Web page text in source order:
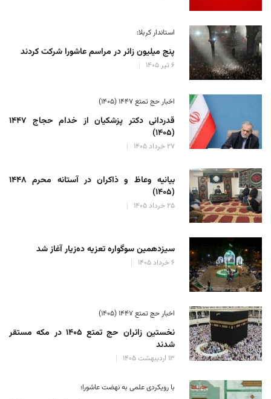
استاندار کربلا:
پنج میلیون زائر در مراسم عاشورا شرکت کردند
۶ تیر ۱۴۰۵
اخبار حج تمتع ۱۴۴۷ (۱۴۰۵)
قدردانی دکتر پزشکیان از خدام حجاج ۱۴۴۷
(۱۴۰۵)
۲۷ خرداد ۱۴۰۵
بیانیه وعاظ و ذاکران در آستانه محرم ۱۴۴۸
(۱۴۰۵)
۲۵ خرداد ۱۴۰۵
سیزدهمین سوگواره تعزیه ده‌زیار آغاز شد
۶ خرداد ۱۴۰۵
اخبار حج تمتع ۱۴۴۷ (۱۴۰۵)
نخستین زائران حج تمتع ۱۴۰۵ در مکه مستقر
شدند
۱۳ اردیبهشت ۱۴۰۵
با رویکردی علمی به نهضت عاشورا؛